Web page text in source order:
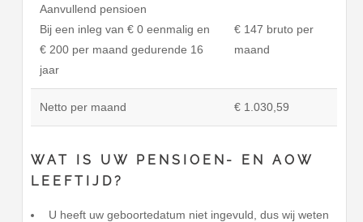
Aanvullend pensioen
Bij een inleg van € 0 eenmalig en
€ 200 per maand gedurende 16
jaar
€ 147 bruto per
maand
Netto per maand € 1.030,59
WAT IS UW PENSIOEN- EN AOW
LEEFTIJD?
U heeft uw geboortedatum niet ingevuld, dus wij weten